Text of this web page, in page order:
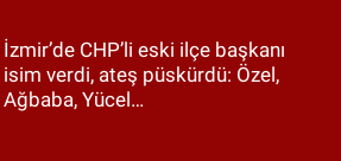
İzmir’de CHP’li eski ilçe başkanı
isim verdi, ateş püskürdü: Özel,
Ağbaba, Yücel…